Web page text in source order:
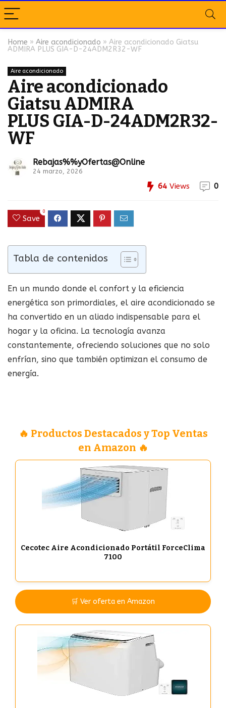
Home » Aire acondicionado » Aire acondicionado Giatsu
ADMIRA PLUS GIA-D-24ADM2R32-WF
Aire acondicionado
Aire acondicionado
Giatsu ADMIRA
PLUS GIA-D-24ADM2R32-
WF
Rebajas%%yOfertas@Online
24 marzo, 2026
64 Views 0
Save
0
Tabla de contenidos
En un mundo donde el confort y la eficiencia
energética son primordiales, el aire acondicionado se
ha convertido en un aliado indispensable para el
hogar y la oficina. La tecnología avanza
constantemente, ofreciendo soluciones que no solo
enfrían, sino que también optimizan el consumo de
energía.
🔥 Productos Destacados y Top Ventas
en Amazon 🔥
Cecotec Aire Acondicionado Portátil ForceClima
7100
🛒 Ver oferta en Amazon